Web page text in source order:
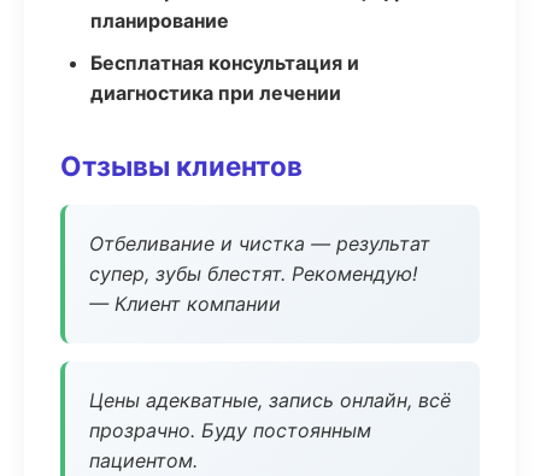
планирование
Бесплатная консультация и
диагностика при лечении
Отзывы клиентов
Отбеливание и чистка — результат
супер, зубы блестят. Рекомендую!
— Клиент компании
Цены адекватные, запись онлайн, всё
прозрачно. Буду постоянным
пациентом.